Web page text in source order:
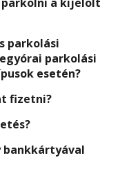
parkolási
parkolási
esetén?
fizetni?
bankkártyával